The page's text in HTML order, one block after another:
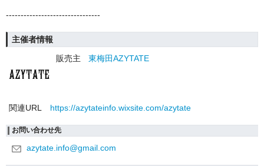
--------------------------------
主催者情報
販売主
東梅田AZYTATE
関連URL https://azytateinfo.wixsite.com/azytate
お問い合わせ先
azytate.info@gmail.com